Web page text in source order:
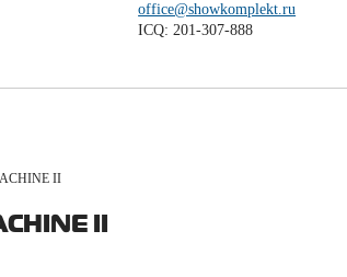
office@showkomplekt.ru
ICQ: 201-307-888
II
II